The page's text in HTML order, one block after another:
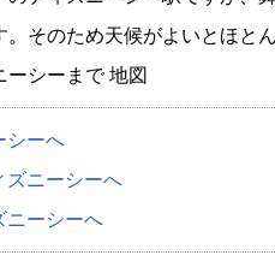
。そのため天候がよいと ほと
シーへ
ズニーシーへ
ニーシーへ